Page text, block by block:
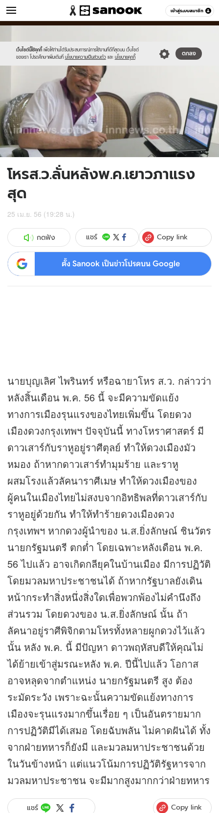
เข้าสู่ระบบสมาชิก
ข่าว หมวดอื่นๆ
เว็บไซต์นี้ใช้คุกกี้ เพื่อให้ท่านได้รับประสบการณ์การใช้งานที่ดีที่สุดบน เว็บไซต์
ของเรา โปรดศึกษาเพิ่มเติมที่ นโยบายความเป็นส่วนตัว และ นโยบายคุกกี้
ตกลง
new-
sanook.png
01.jpg
โหรส.ว.ลั่นหลังพ.ค.เยาวภาแรง
สุด
25 เม.ย. 56 (19:28 น.)
กดฟัง แชร์ Copy link
ตั้ง Sanook เป็นข่าวโปรดบน Google
นายบุญเลิศ ไพรินทร์ หรือฉายาโหร ส.ว. กล่าวว่า
หลังสิ้นเดือน พ.ค. 56 นี้ จะมีความขัดแย้ง
ทางการเมืองรุนแรงของไทยเพิ่มขึ้น โดยดวง
เมืองดวงกรุงเทพฯ ปัจจุบันนี้ ทางโหราศาสตร์ มี
ดาวเสาร์กับราหูอยู่ราศีตุลย์ ทำให้ดวงเมืองมัว
หมอง ถ้าหากดาวเสาร์ทำมุมร้าย และราหู
ผสมโรงแล้วลัคนาราศีเมษ ทำให้ดวงเมืองของ
ผู้คนในเมืองไทยไม่สงบจากอิทธิพลที่ดาวเสาร์กับ
ราหูอยู่ด้วยกัน ทำให้ทำร้ายดวงเมืองดวง
กรุงเทพฯ หากดวงผู้นำของ น.ส.ยิ่งลักษณ์ ชินวัตร
นายกรัฐมนตรี ตกต่ำ โดยเฉพาะหลังเดือน พ.ค.
56 ไปแล้ว อาจเกิดกลียุคในบ้านเมือง มีการปฏิวัติ
โดยมวลมหาประชาชนได้ ถ้าหากรัฐบาลยังเดิน
หน้ากระทำสิ่งหนึ่งสิ่งใดเพื่อพวกพ้องไม่คำนึงถึง
ส่วนรวม โดยดวงของ น.ส.ยิ่งลักษณ์ นั้น ถ้า
ลัคนาอยู่ราศีพิจิกตามโหรทั้งหลายผูกดวงไว้แล้ว
นั้น หลัง พ.ค. นี้ มีปัญหา ดาวพฤหัสบดีให้คุณไม่
ได้ย้ายเข้าสู่มรณะหลัง พ.ค. ปีนี้ไปแล้ว โอกาส
อาจหลุดจากตำแหน่ง นายกรัฐมนตรี สูง ต้อง
ระมัดระวัง เพราะฉะนั้นความขัดแย้งทางการ
เมืองจะรุนแรงมากขึ้นเรื่อย ๆ เป็นอันตรายมาก
การปฏิวัติมีได้เสมอ โดยฉับพลัน ไม่คาดฝันได้ ทั้ง
จากฝ่ายทหารก็ยังมี และมวลมหาประชาชนด้วย
ในวันข้างหน้า แต่แนวโน้มการปฏิวัติรัฐหารจาก
มวลมหาประชาชน จะมีมากสูงมากกว่าฝ่ายทหาร
แชร์ Copy link